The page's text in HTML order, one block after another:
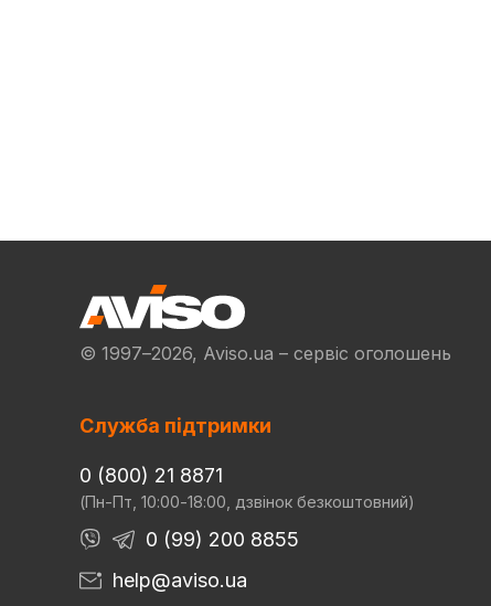
© 1997–2026, Aviso.ua – сервіс оголошень
Служба підтримки
0 (800) 21 8871
(Пн-Пт, 10:00-18:00, дзвінок безкоштовний)
0 (99) 200 8855
help@aviso.ua